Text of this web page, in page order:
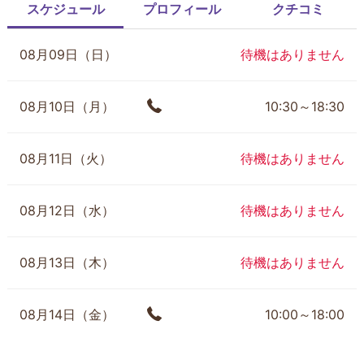
スケジュール プロフィール クチコミ
08月09日（日） 待機はありません
08月10日（月） 10:30～18:30
08月11日（火） 待機はありません
08月12日（水） 待機はありません
08月13日（木） 待機はありません
08月14日（金） 10:00～18:00